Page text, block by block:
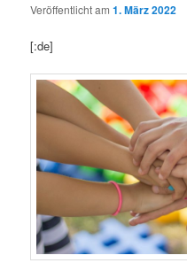
Veröffentlicht am1. März 2022
[:de]